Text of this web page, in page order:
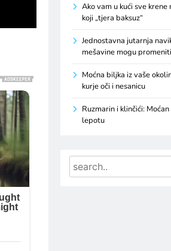
Ako vam u kući sve
koji „tjera baksuz“
Jednostavna jutarnja
mešavine mogu
Moćna biljka iz vaše
kurje oči i nesanicu
Ruzmarin i klinčići:
lepotu
Search